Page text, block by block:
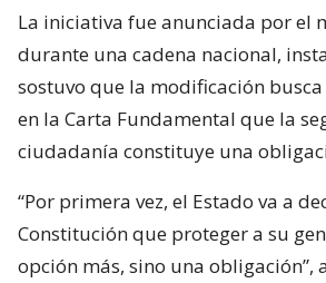
La iniciativa fue anunciada por el
durante una cadena nacional,
sostuvo que la modificación
en la Carta Fundamental que la
ciudadanía constituye una
“Por primera vez, el Estado va a
Constitución que proteger a su
opción más, sino una obligación”,